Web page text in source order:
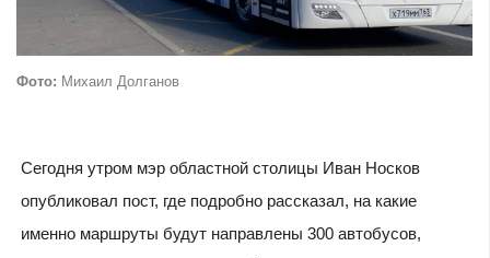
Фото: Михаил Долганов
Сегодня утром мэр областной столицы Иван Носков
опубликовал пост, где подробно рассказал, на какие
именно маршруты будут направлены 300 автобусов,